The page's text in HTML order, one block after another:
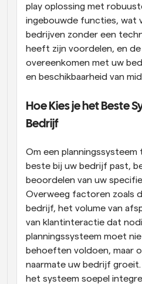
play oplossing met
ingebouwde functies, wat
bedrijven zonder een
heeft zijn voordelen, en
overeenkomen met uw
en beschikbaarheid van
Hoe Kies je het Beste
Bedrijf
Om een
beste bij uw bedrijf past,
beoordelen van uw
Overweeg factoren zoals
bedrijf, het volume van
van klantinteractie dat
planningssysteem moet
behoeften voldoen, maar
naarmate uw bedrijf
het systeem soepel